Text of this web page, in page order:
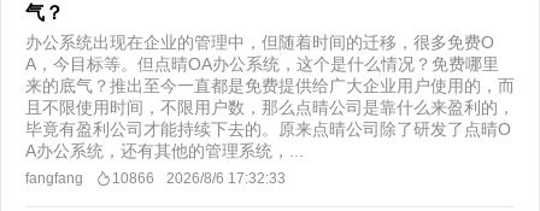
气？
办公系统出现在企业的管理中，但随着时间的迁移，很多免费O
A，今目标等。但点晴OA办公系统，这个是什么情况？免费哪里
来的底气？推出至今一直都是免费提供给广大企业用户使用的，而
且不限使用时间，不限用户数，那么点晴公司是靠什么来盈利的，
毕竟有盈利公司才能持续下去的。原来点晴公司除了研发了点晴O
A办公系统，还有其他的管理系统，...
fangfang 10866 2026/8/6 17:32:33